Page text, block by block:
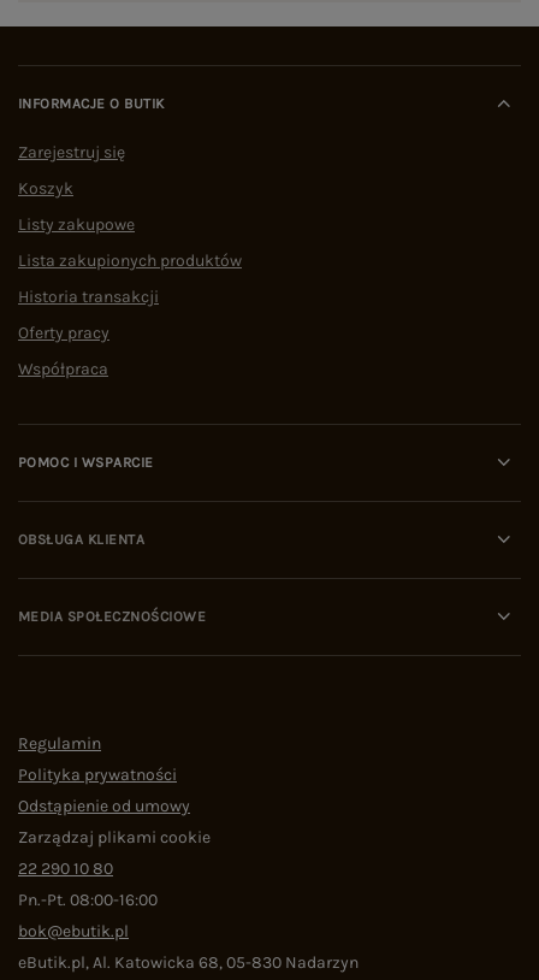
INFORMACJE O BUTIK
Zarejestruj się
Koszyk
Listy zakupowe
Lista zakupionych produktów
Historia transakcji
Oferty pracy
Współpraca
POMOC I WSPARCIE
OBSŁUGA KLIENTA
MEDIA SPOŁECZNOŚCIOWE
Regulamin
Polityka prywatności
Odstąpienie od umowy
Zarządzaj plikami cookie
22 290 10 80
Pn.-Pt. 08:00-16:00
bok@ebutik.pl
eButik.pl,Al. Katowicka 68,05-830 Nadarzyn